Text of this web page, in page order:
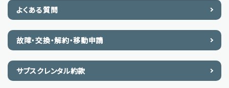
よくある質問
故障・交換・解約・移動申請
サブスクレンタル約款